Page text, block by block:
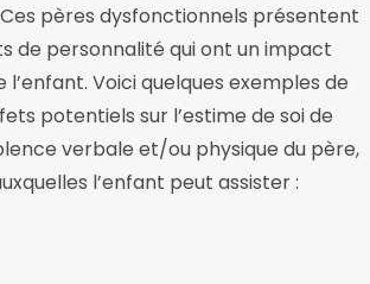
pères dysfonctionnels présentent
de personnalité qui ont un impact
Voici quelques exemples de
potentiels sur l’estime de soi de
verbale et/ou physique du père,
l’enfant peut assister :